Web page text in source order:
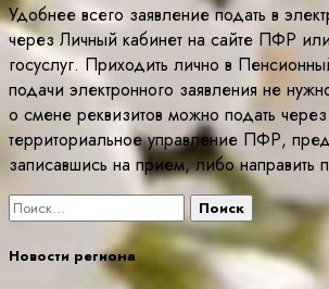
Удобнее всего заявление подать в
через Личный кабинет на сайте ПФР
госуслуг. Приходить лично в
подачи электронного заявления не
о смене реквизитов можно подать
территориальное управление ПФР,
записавшись на прием, либо направить
Найти:
Новости региона